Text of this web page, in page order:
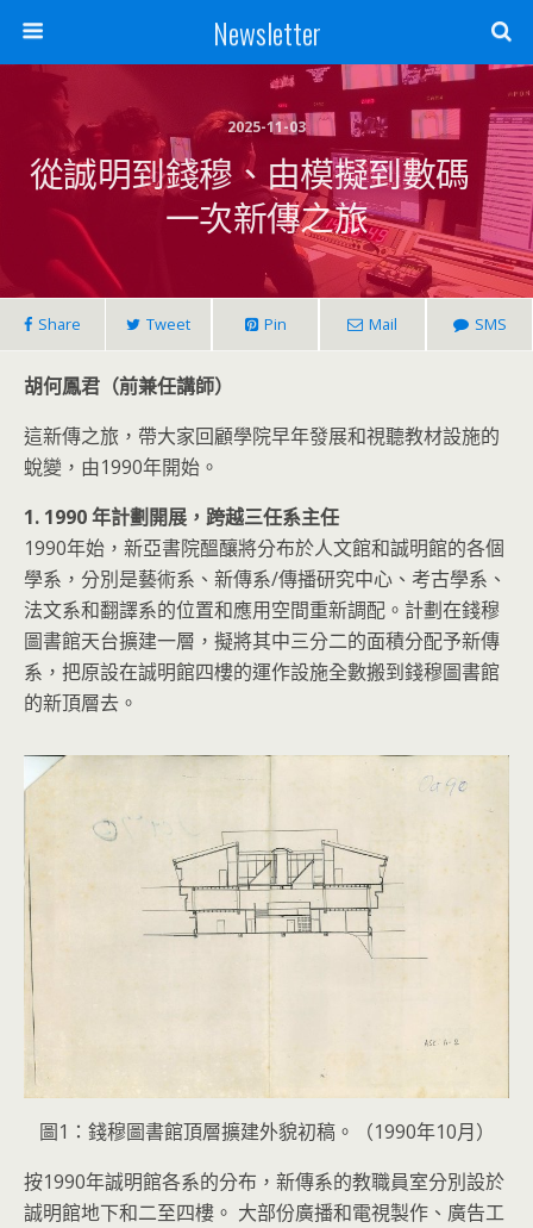
Newsletter
2025-11-03
從誠明到錢穆、由模擬到數碼
一次新傳之旅
Share Tweet Pin Mail SMS
胡何鳳君（前兼任講師）
這新傳之旅，帶大家回顧學院早年發展和視聽教材設施的
蛻變，由1990年開始。
1. 1990 年計劃開展，跨越三任系主任
1990年始，新亞書院醞釀將分布於人文館和誠明館的各個
學系，分別是藝術系、新傳系/傳播研究中心、考古學系、
法文系和翻譯系的位置和應用空間重新調配。計劃在錢穆
圖書館天台擴建一層，擬將其中三分二的面積分配予新傳
系，把原設在誠明館四樓的運作設施全數搬到錢穆圖書館
的新頂層去。
圖1：錢穆圖書館頂層擴建外貌初稿。（1990年10月）
按1990年誠明館各系的分布，新傳系的教職員室分別設於
誠明館地下和二至四樓。 大部份廣播和電視製作、廣告工